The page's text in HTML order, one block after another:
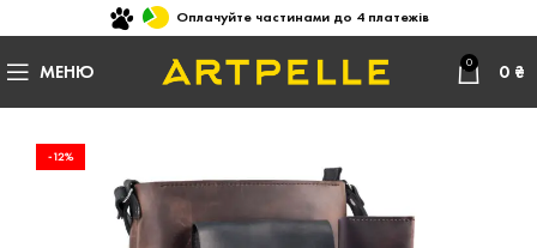
Оплачуйте частинами до 4 платежів
МЕНЮ 0 0 ₴
-12%